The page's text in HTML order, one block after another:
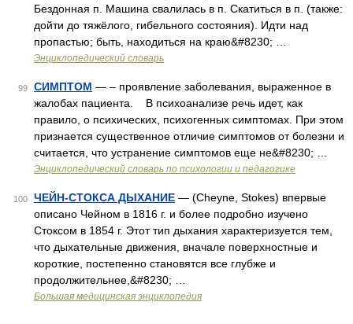
Бездонная п. Машина свалилась в п. Скатиться в п. (также:
дойти до тяжёлого, гибельного состояния). Идти над
пропастью; быть, находиться на краю&#8230; …
Энциклопедический словарь
99 СИМПТОМ — – проявление заболевания, выраженное в
жалобах пациента. В психоанализе речь идет, как
правило, о психических, психогенных симптомах. При этом
признается существенное отличие симптомов от болезни и
считается, что устранение симптомов еще не&#8230; …
Энциклопедический словарь по психологии и педагогике
100 ЧЕЙН-СТОКСА ДЫХАНИЕ — (Cheyne, Stokes) впервые
описано Чейном в 1816 г. и более подробно изучено
Стоксом в 1854 г. Этот тип дыхания характеризуется тем,
что дыхательные движения, вначале поверхностные и
короткие, постепенно становятся все глубже и
продолжительнее,&#8230; …
Большая медицинская энциклопедия